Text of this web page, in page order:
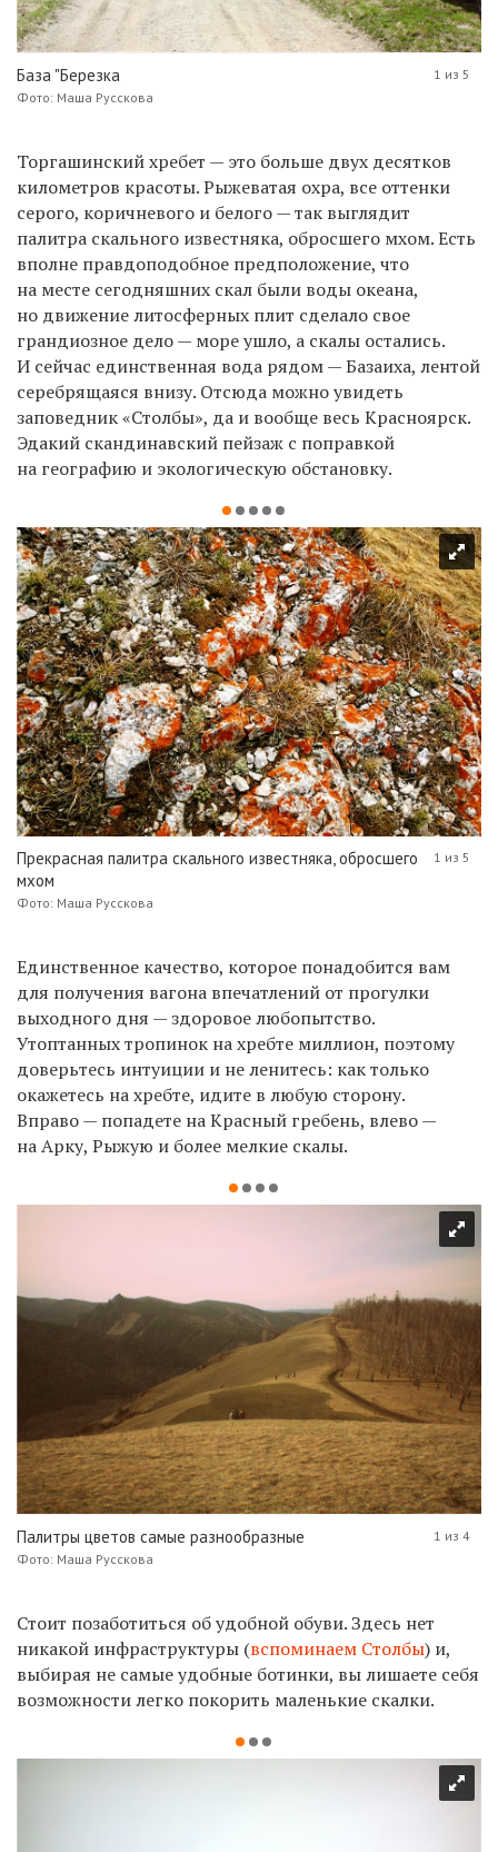
База "Березка
Фото: Маша Русскова
1 из 5
Торгашинский хребет — это больше двух десятков
километров красоты. Рыжеватая охра, все оттенки
серого, коричневого и белого — так выглядит
палитра скального известняка, обросшего мхом. Есть
вполне правдоподобное предположение, что
на месте сегодняшних скал были воды океана,
но движение литосферных плит сделало свое
грандиозное дело — море ушло, а скалы остались.
И сейчас единственная вода рядом — Базаиха, лентой
серебрящаяся внизу. Отсюда можно увидеть
заповедник «Столбы», да и вообще весь Красноярск.
Эдакий скандинавский пейзаж с поправкой
на географию и экологическую обстановку.
Прекрасная палитра скального известняка, обросшего
мхом
Фото: Маша Русскова
1 из 5
Единственное качество, которое понадобится вам
для получения вагона впечатлений от прогулки
выходного дня — здоровое любопытство.
Утоптанных тропинок на хребте миллион, поэтому
доверьтесь интуиции и не ленитесь: как только
окажетесь на хребте, идите в любую сторону.
Вправо — попадете на Красный гребень, влево —
на Арку, Рыжую и более мелкие скалы.
Палитры цветов самые разнообразные
Фото: Маша Русскова
1 из 4
Стоит позаботиться об удобной обуви. Здесь нет
никакой инфраструктуры (вспоминаем Столбы) и,
выбирая не самые удобные ботинки, вы лишаете себя
возможности легко покорить маленькие скалки.